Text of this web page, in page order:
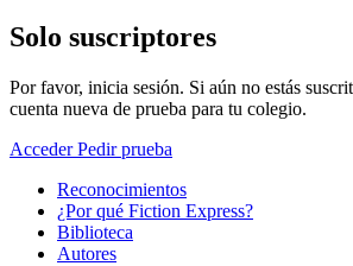
Solo suscriptores
Por favor, inicia sesión. Si aún no estás
cuenta nueva de prueba para tu colegio.
AccederPedir prueba
Reconocimientos
¿Por qué Fiction Express?
Biblioteca
Autores